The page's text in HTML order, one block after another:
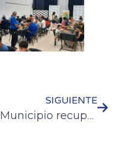
SIGUIENTE
El Municipio recupera la pileta del parque Quirós junto a la Caja de Jubilaciones